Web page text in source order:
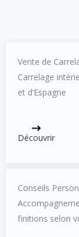
Vente de
Carrelage
et d’Espagne
Découvrir
Conseils
finitions selon